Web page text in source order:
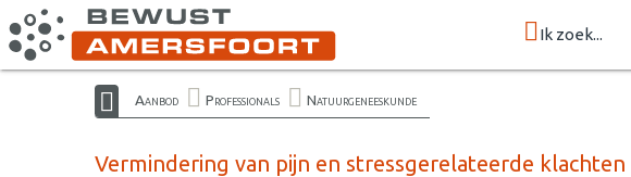
Ik zoek...
Aanbod Professionals Natuurgeneeskunde
Vermindering van pijn en stressgerelateerde klachten